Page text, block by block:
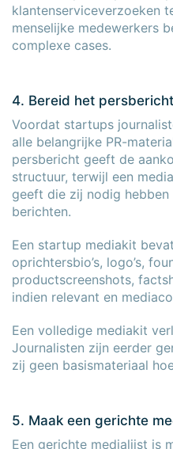
klantenserviceverzoeken
menselijke medewerkers
complexe cases.
4. Bereid het
Voordat startups
alle belangrijke PR-
persbericht geeft de
structuur, terwijl een
geeft die zij nodig
berichten.
Een startup mediakit
oprichtersbio’s, logo’s,
productscreenshots,
indien relevant en
Een volledige mediakit
Journalisten zijn eerder
zij geen basismateriaal
5. Maak een gerichte
Een gerichte medialijst is